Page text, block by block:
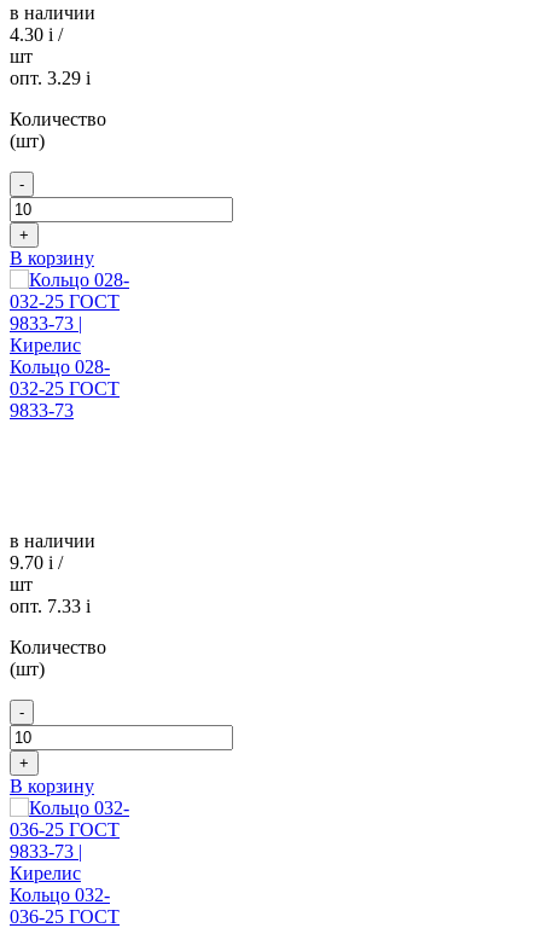
в наличии
4.30 i /
шт
опт. 3.29 i
Количество
(шт)
-
+
В корзину
Кольцо 028-
032-25 ГОСТ
9833-73
в наличии
9.70 i /
шт
опт. 7.33 i
Количество
(шт)
-
+
В корзину
Кольцо 032-
036-25 ГОСТ